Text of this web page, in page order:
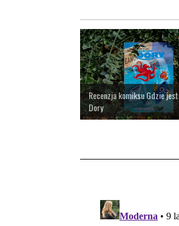
Recenzja komiksu Gdzie jest
Dory